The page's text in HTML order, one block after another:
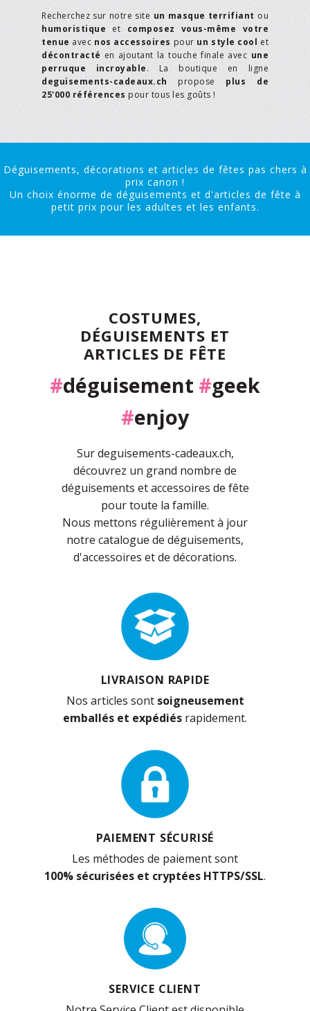
Recherchez sur notre site un masque terrifiant ou
humoristique et composez vous-même votre
tenue avec nos accessoires pour un style cool et
décontracté en ajoutant la touche finale avec une
perruque incroyable. La boutique en ligne
deguisements-cadeaux.ch propose plus de
25'000 références pour tous les goûts !
Déguisements, décorations et articles de fêtes pas chers à
prix canon !
Un choix énorme de déguisements et d'articles de fête à
petit prix pour les adultes et les enfants.
COSTUMES,
DÉGUISEMENTS ET
ARTICLES DE FÊTE
#déguisement #geek
#enjoy
Sur deguisements-cadeaux.ch,
découvrez un grand nombre de
déguisements et accessoires de fête
pour toute la famille.
Nous mettons régulièrement à jour
notre catalogue de déguisements,
d'accessoires et de décorations.
LIVRAISON RAPIDE
Nos articles sont soigneusement
emballés et expédiés rapidement.
PAIEMENT SÉCURISÉ
Les méthodes de paiement sont
100% sécurisées et cryptées HTTPS/SSL.
SERVICE CLIENT